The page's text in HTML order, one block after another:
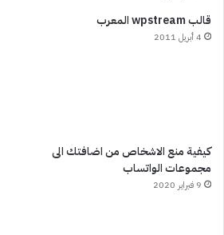
قالب wpstream المعرب
4 أبريل 2011
كيفية منع الاشخاص من اضافتك الى
مجموعات الواتساب
9 فبراير 2020